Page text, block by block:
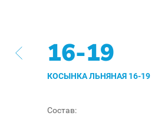
16-19
КОСЫНКА ЛЬНЯНАЯ 16-19
Состав: